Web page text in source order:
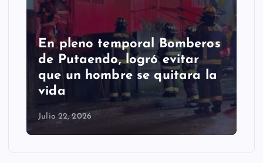
En pleno temporal Bomberos
de Putaendo, logró evitar
que un hombre se quitara la
vida
Julio 22, 2026